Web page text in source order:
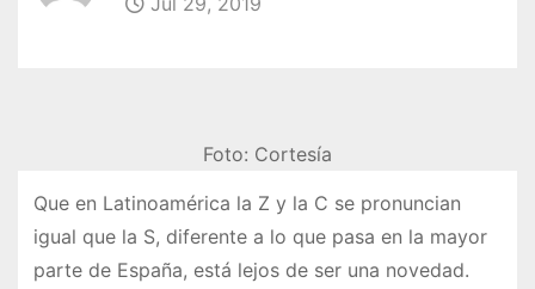
Foto: Cortesía
Que en Latinoamérica la Z y la C se pronuncian
igual que la S, diferente a lo que pasa en la mayor
parte de España, está lejos de ser una novedad.